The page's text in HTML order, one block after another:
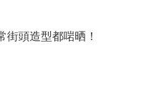
街頭造型都啱晒！